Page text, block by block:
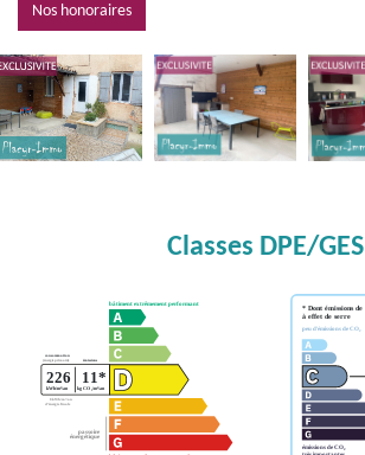
Nos honoraires
Classes DPE/GES